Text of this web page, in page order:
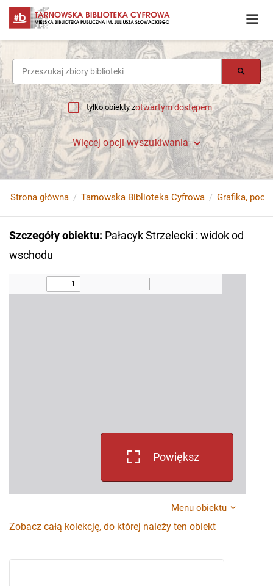
tylko obiekty zotwartym dostępem
Więcej opcji wyszukiwania
Strona główna Tarnowska Biblioteka Cyfrowa Grafika,
Szczegóły obiektu: Pałacyk Strzelecki : widok od
wschodu
Powiększ
Menu obiektu
Zobacz całą kolekcję, do której należy ten obiekt